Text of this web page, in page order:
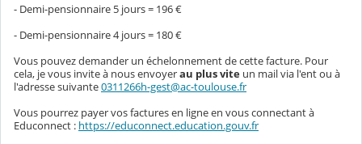
- Demi-pensionnaire 5 jours = 196 €
- Demi-pensionnaire 4 jours = 180 €
Vous pouvez demander un échelonnement de cette facture. Pour
cela, je vous invite à nous envoyerau plus vite un mail via l'ent ou à
l'adresse suivante0311266h-gest@ac-toulouse.fr
Vous pourrez payer vos factures en ligne en vous connectant à
Educonnect : https://educonnect.education.gouv.fr